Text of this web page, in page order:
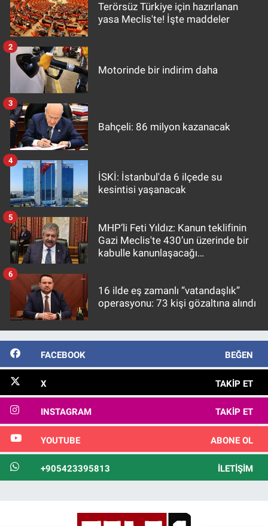
Terörsüz Türkiye için hazırlanan
yasa Meclis'te! İşte maddeler
Motorinde bir indirim daha
2
Bahçeli: 86 milyon kazanacak
3
İSKİ: İstanbul'da 6 ilçede su
kesintisi yaşanacak
4
MHP’li Feti Yıldız: Kanun teklifinin
Gazi Meclis'te 430’un üzerinde bir
kabulle kanunlaşacağı
5
16 ilde eş zamanlı “vatandaşlık”
operasyonu: 73 kişi gözaltına alındı
6
FACEBOOK BEĞEN
X TAKIP ET
INSTAGRAM TAKIP ET
YOUTUBE ABONE OL
+905423395813 İLETIŞIM